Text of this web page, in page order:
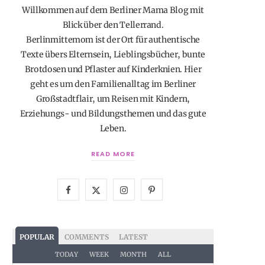
Willkommen auf dem Berliner Mama Blog mit
Blick über den Tellerrand.
Berlinmittemom ist der Ort für authentische
Texte übers Elternsein, Lieblingsbücher, bunte
Brotdosen und Pflaster auf Kinderknien. Hier
geht es um den Familienalltag im Berliner
Großstadtflair, um Reisen mit Kindern,
Erziehungs- und Bildungsthemen und das gute
Leben.
READ MORE
c
e
T
w
I
s
t
P
POPULAR COMMENTS LATEST
TODAY WEEK MONTH ALL